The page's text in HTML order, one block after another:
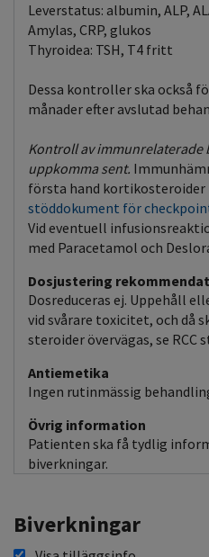
Leverstatus: albumin, ALP,
Amylas, CRP, glukos
Thyroidea: TSH, T4 fritt
Dessa kontroller ska också
månader efter avslutad
Kontroll av immunrelaterade
uppkomma sent.
första hand kortikosteroider
stöddokument för
Vid eventuell
med Paracetamol och
Dosjustering
Dosreduceras ej. Uppehåll
vid svårare toxicitet, och då
steroider övervägas, se RCC
Antiemetika
Ingen rutinmässig
Övrig information
Patienten ska få tydlig
biverkningar.
Biverkningar